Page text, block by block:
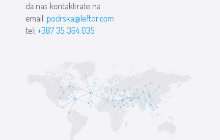
da nas kontaktirate na
email:podrska@leftor.com
tel: +387 35 364 035